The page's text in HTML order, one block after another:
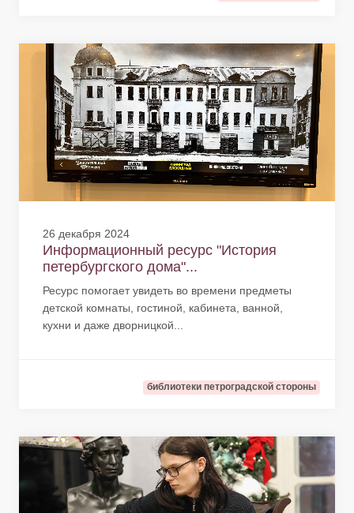
26 декабря 2024
Информационный ресурс "История
петербургского дома"...
Ресурс помогает увидеть во времени предметы
детской комнаты, гостиной, кабинета, ванной,
кухни и даже дворницкой...
библиотеки петроградской стороны